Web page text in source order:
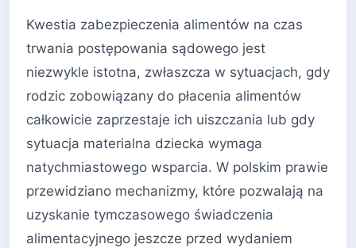
Kwestia zabezpieczenia alimentów na czas
trwania postępowania sądowego jest
niezwykle istotna, zwłaszcza w sytuacjach, gdy
rodzic zobowiązany do płacenia alimentów
całkowicie zaprzestaje ich uiszczania lub gdy
sytuacja materialna dziecka wymaga
natychmiastowego wsparcia. W polskim prawie
przewidziano mechanizmy, które pozwalają na
uzyskanie tymczasowego świadczenia
alimentacyjnego jeszcze przed wydaniem